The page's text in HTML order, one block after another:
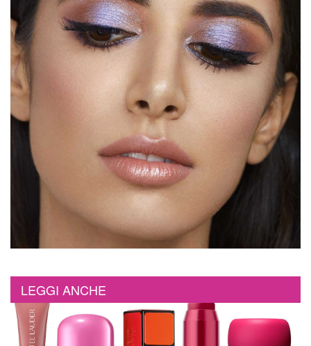
LEGGI ANCHE